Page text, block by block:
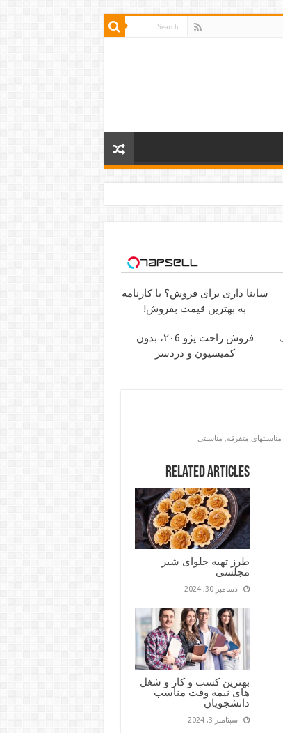
ساینا داری برای فروش؟ با کارنامه
به بهترین قیمت بفروش!
فروش راحت پژو ۲۰6، بدون
کمیسیون و دردسر
مناسبتهای متفرقه, مناسبتی
Related Articles
طرز تهیه حلوای شیر
مجلسی
دسامبر 30, 2024
بهترین کسب و کار و شغل
های نیمه وقت مناسب
دانشجویان
سپتامبر 3, 2024